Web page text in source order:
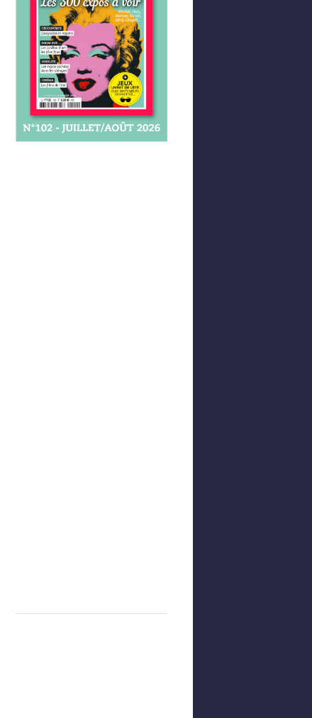
© Musée du Quai Branly " data-
© Musée du Quai Branly " data-